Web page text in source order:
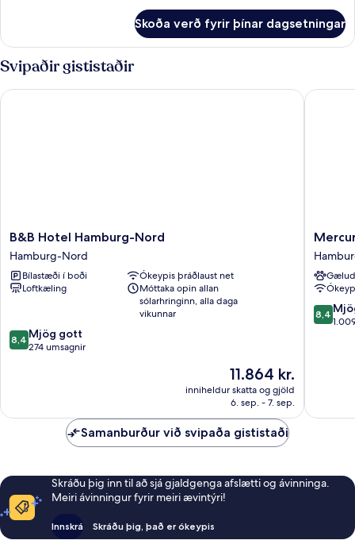
tvíbreitt
með
svefnsófa
svíta
1
rúm
Skoða verð fyrir þínar dagsetningar
Svipaðir gististaðir
B&B
Hotel
Hamburg-
Nord
Hamburg-
B&B Hotel Hamburg-Nord
Hamburg-Nord
Bílastæði í boði
Ókeypis þráðlaust net
Loftkæling
Móttaka opin allan
sólarhringinn, alla daga
vikunnar
8.4
af
umsagnir
8,4 Mjög gott
274 umsagnir
Verðið
er
11.864 kr.
11.864 kr.
inniheldur skatta og gjöld
6. sep. - 7. sep.
B&B Hotel Hamburg-Nord
Mercure
Hotel
City
Mitte
8.4
af
8,4
Samanburður við svipaða gististaði
Skráðu þig inn til að sjá gjaldgenga afslætti og ávinninga.
Meiri ávinningur fyrir meiri ævintýri!
Innskrá Skráðu þig, það er ókeypis